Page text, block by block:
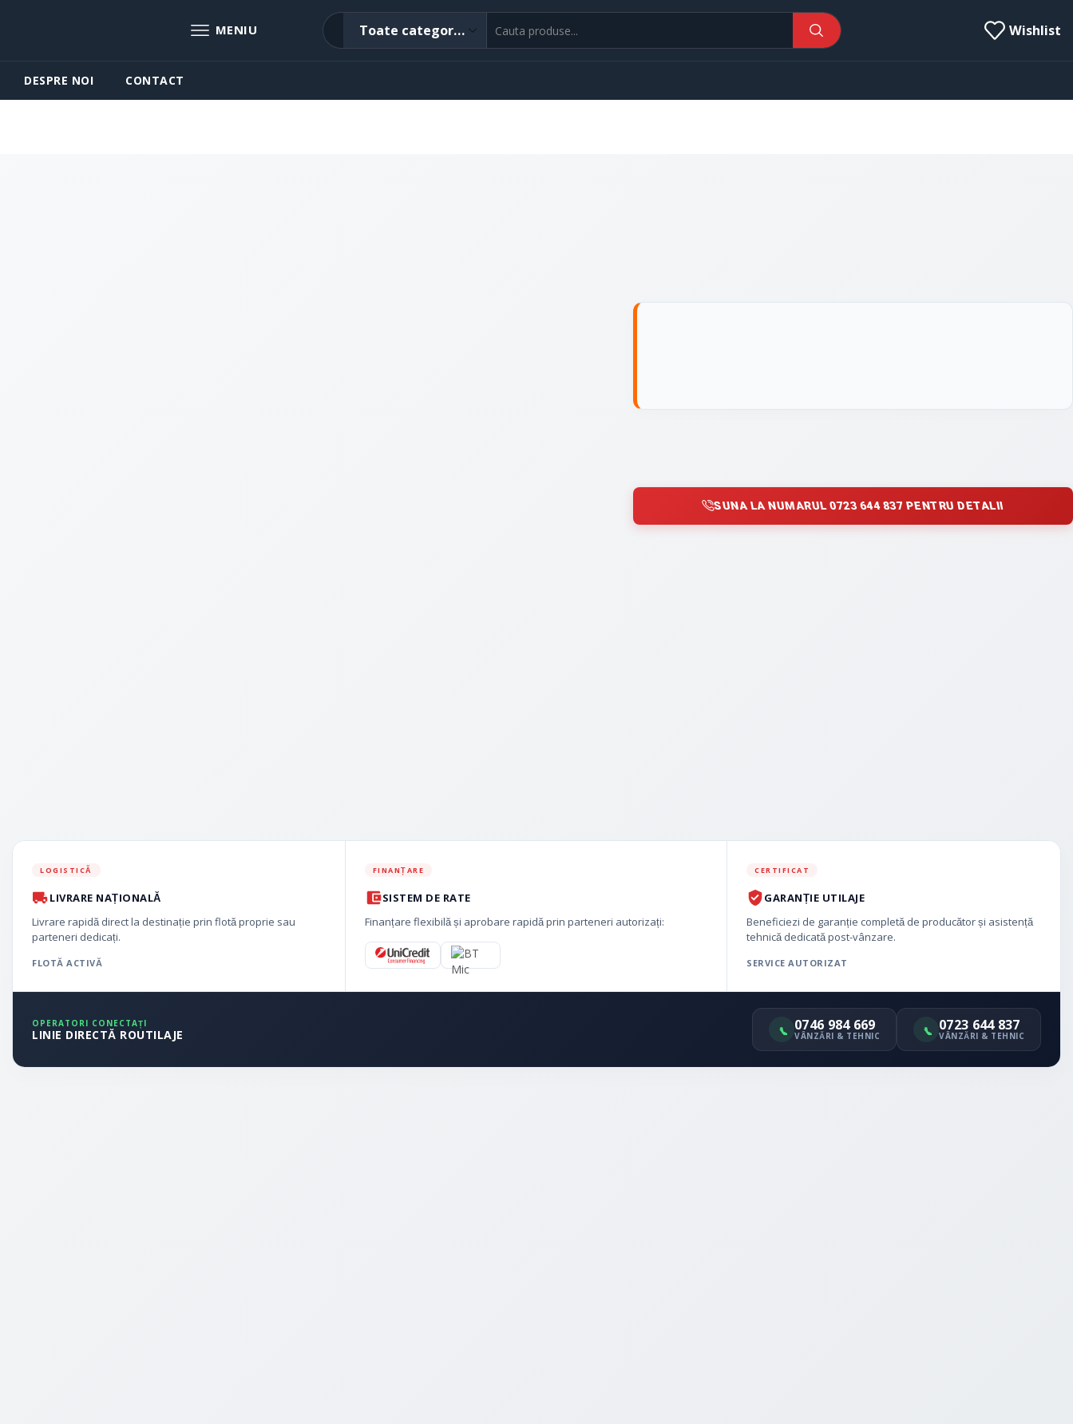
Wishlist
DESPRE NOI CONTACT
SUNA LA NUMARUL 0723 644 837 PENTRU DETALII
LOGISTICĂ
LIVRARE NAȚIONALĂ
Livrare rapidă direct la destinație prin flotă proprie sau
parteneri dedicați.
FLOTĂ ACTIVĂ
FINANȚARE
SISTEM DE RATE
Finanțare flexibilă și aprobare rapidă prin parteneri autorizați:
CERTIFICAT
GARANȚIE UTILAJE
Beneficiezi de garanție completă de producător și asistență
tehnică dedicată post-vânzare.
SERVICE AUTORIZAT
OPERATORI CONECTAȚI
LINIE DIRECTĂ ROUTILAJE
0746 984 669
VÂNZĂRI & TEHNIC
0723 644 837
VÂNZĂRI & TEHNIC